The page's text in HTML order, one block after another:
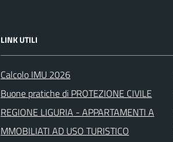
LINK UTILI
Calcolo IMU 2026
Buone pratiche di PROTEZIONE CIVILE
REGIONE LIGURIA - APPARTAMENTI A
MMOBILIATI AD USO TURISTICO